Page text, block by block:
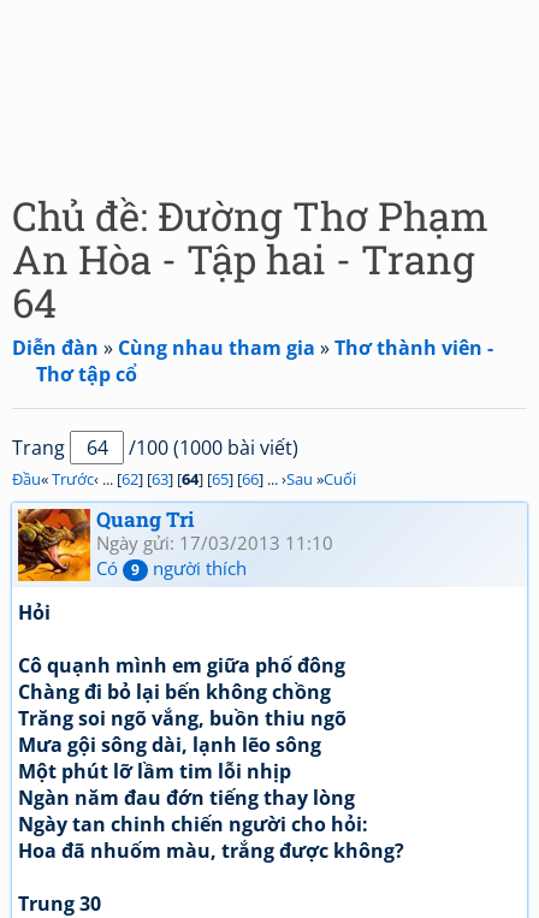
Chủ đề: Đường Thơ Phạm
An Hòa - Tập hai - Trang
64
Diễn đàn » Cùng nhau tham gia »Thơ thành viên -
Thơ tập cổ
Trang /100 (1000 bài viết)
Đầu«Trước‹ ... [62] [63] [64] [65] [66] ... ›Sau »Cuối
Quang Tri
Ngày gửi: 17/03/2013 11:10
Có
9 người thích
Hỏi
Cô quạnh mình em giữa phố đông
Chàng đi bỏ lại bến không chồng
Trăng soi ngõ vắng, buồn thiu ngõ
Mưa gội sông dài, lạnh lẽo sông
Một phút lỡ lầm tim lỗi nhịp
Ngàn năm đau đớn tiếng thay lòng
Ngày tan chinh chiến người cho hỏi:
Hoa đã nhuốm màu, trắng được không?
Trung 30